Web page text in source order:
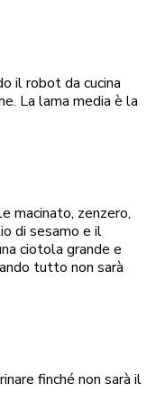
il robot da cucina
La lama media è la
macinato, zenzero,
di sesamo e il
ciotola grande e
tutto non sarà
finché non sarà il